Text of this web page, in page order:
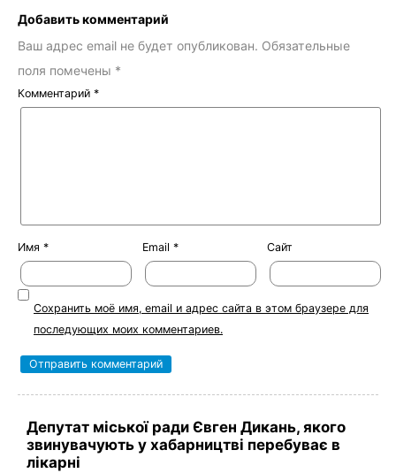
Добавить комментарий
Ваш адрес email не будет опубликован. Обязательные
поля помечены *
Комментарий *
Имя * Email * Сайт
Сохранить моё имя, email и адрес сайта в этом браузере для
последующих моих комментариев.
Депутат міської ради Євген Дикань, якого
звинувачують у хабарництві перебуває в
лікарні